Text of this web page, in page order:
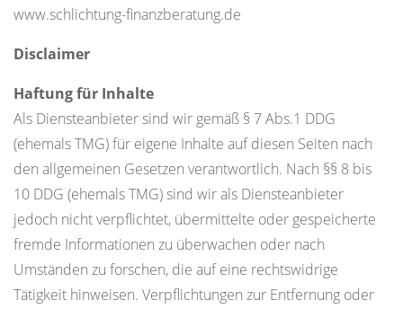
www.schlichtung-finanzberatung.de
Disclaimer
Haftung für Inhalte
Als Diensteanbieter sind wir gemäß § 7 Abs.1 DDG
(ehemals TMG) für eigene Inhalte auf diesen Seiten nach
den allgemeinen Gesetzen verantwortlich. Nach §§ 8 bis
10 DDG (ehemals TMG) sind wir als Diensteanbieter
jedoch nicht verpflichtet, übermittelte oder gespeicherte
fremde Informationen zu überwachen oder nach
Umständen zu forschen, die auf eine rechtswidrige
Tätigkeit hinweisen. Verpflichtungen zur Entfernung oder